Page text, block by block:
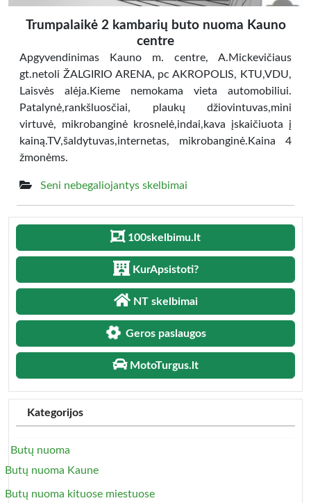
Trumpalaikė 2 kambarių buto nuoma Kauno
centre
Apgyvendinimas Kauno m. centre, A.Mickevičiaus
gt.netoli ŽALGIRIO ARENA, pc AKROPOLIS, KTU,VDU,
Laisvės alėja.Kieme nemokama vieta automobiliui.
Patalynė,rankšluosčiai, plaukų džiovintuvas,mini
virtuvė, mikrobanginė krosnelė,indai,kava įskaičiuota į
kainą.TV,šaldytuvas,internetas, mikrobanginė.Kaina 4
žmonėms.
Seni nebegaliojantys skelbimai
100skelbimu.lt
KurApsistoti?
NT skelbimai
Geros paslaugos
MotoTurgus.lt
Kategorijos
Butų nuoma
Butų nuoma Kaune
Butų nuoma kituose miestuose